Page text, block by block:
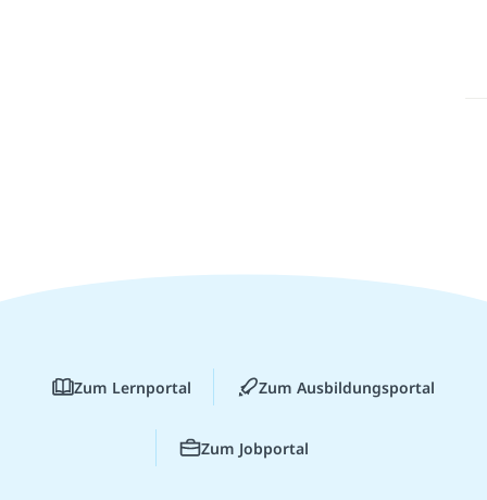
Zum Lernportal Zum Ausbildungsportal
Zum Jobportal